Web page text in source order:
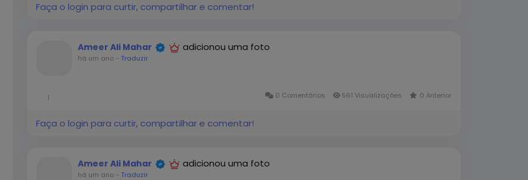
Faça o login para curtir, compartilhar e comentar!
Ameer Ali Mahar adicionou uma foto
há um ano - Traduzir
1 0 Comentários 561 Visualizações 0 Anterior
Faça o login para curtir, compartilhar e comentar!
Ameer Ali Mahar adicionou uma foto
há um ano - Traduzir